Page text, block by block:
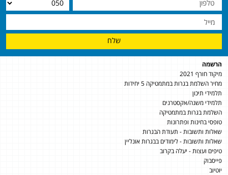
שלח
הרשמה
מיקוד חורף 2021
מחיר השלמת בגרות במתמטיקה 5 יחידות
תלמידי תיכון
תלמידי משנה/אקסטרנים
השלמת בגרות במתמטיקה
טופסי בחינות ופתרונות
שאלות ותשובות - תעודת הבגרות
שאלות ותשובות - לימודים בבגרות אונליין
טיפים ועצות - יעלה בקרוב
פייסבוק
יוטיוב